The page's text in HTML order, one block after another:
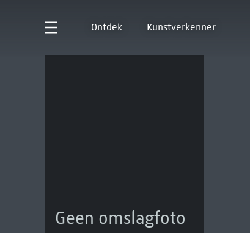
Ontdek Kunstverkenner
Geen omslagfoto